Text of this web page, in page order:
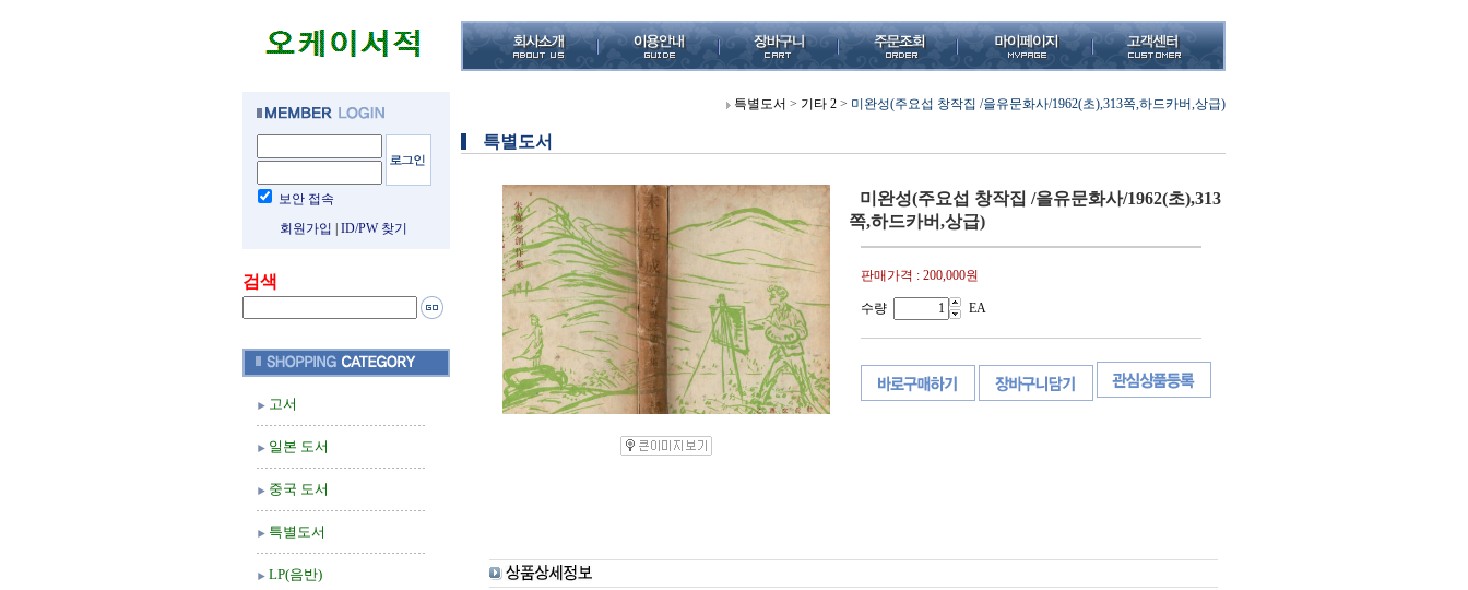
보안 접속
회원가입
ID/PW 찾기
검색
고서
일본 도서
중국 도서
특별도서
LP(음반)
특별도서 > 기타 2 > 미완성(주요섭 창작집 /을유문화사/1962(초),313쪽,하드카버,상급)
특별도서
미완성(주요섭 창작집 /을유문화사/1962(초),313
쪽,하드카버,상급)
판매가격 : 200,000원
수량 EA